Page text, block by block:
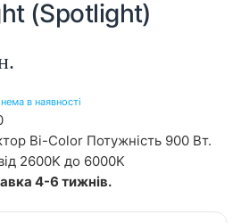
(Spotlight)
нема в наявності
Bi-Color Потужність 900 Вт.
2600K до 6000K
4-6 тижнів.